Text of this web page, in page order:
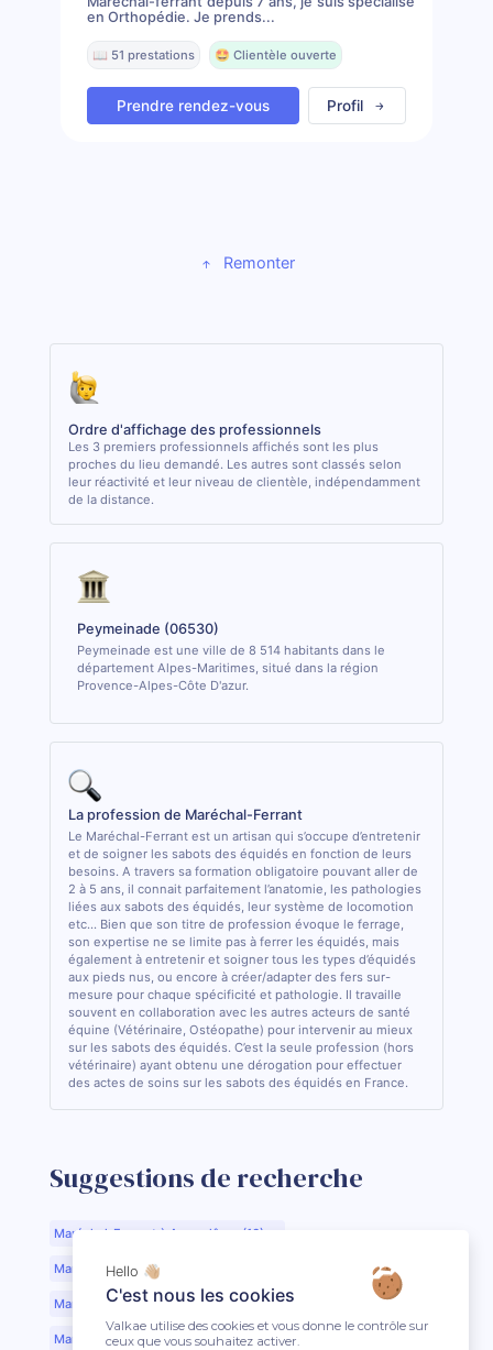
en Orthopédie. Je prends...
📖 51 prestations 🤩 Clientèle ouverte
Prendre rendez-vous Profil
Remonter
Ordre d'affichage des professionnels
Les 3 premiers professionnels affichés sont les plus
proches du lieu demandé. Les autres sont classés selon
leur réactivité et leur niveau de clientèle, indépendamment
de la distance.
Peymeinade (06530)
Peymeinade est une ville de 8 514 habitants dans le
département Alpes-Maritimes, situé dans la région
Provence-Alpes-Côte D'azur.
La profession de Maréchal-Ferrant
Le Maréchal-Ferrant est un artisan qui s’occupe d’entretenir
et de soigner les sabots des équidés en fonction de leurs
besoins. A travers sa formation obligatoire pouvant aller de
2 à 5 ans, il connait parfaitement l’anatomie, les pathologies
liées aux sabots des équidés, leur système de locomotion
etc... Bien que son titre de profession évoque le ferrage,
son expertise ne se limite pas à ferrer les équidés, mais
également à entretenir et soigner tous les types d’équidés
aux pieds nus, ou encore à créer/adapter des fers sur-
mesure pour chaque spécificité et pathologie. Il travaille
souvent en collaboration avec les autres acteurs de santé
équine (Vétérinaire, Ostéopathe) pour intervenir au mieux
sur les sabots des équidés. C’est la seule profession (hors
vétérinaire) ayant obtenu une dérogation pour effectuer
des actes de soins sur les sabots des équidés en France.
Suggestions de recherche
Maréchal-Ferrant à Angoulême (16)
Maréchal-Ferrant à Aurillac (15)
Maréchal-Ferrant à Argentan (61)
Maréchal-Ferrant à Bar-le-Duc (55)
Hello 👋🏼
C'est nous les cookies
Valkae utilise des cookies et vous donne le contrôle sur
ceux que vous souhaitez activer.